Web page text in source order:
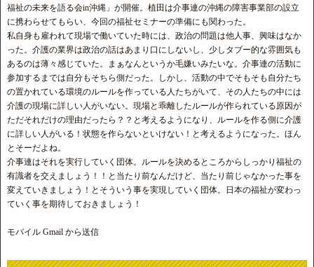
福祉の未来を語る会in沖縄」が開催。植田は介事連の沖縄の障害事業部の設立
に携わらせてもらい、今回の福祉セミナーの準備にも関わった。
私自身も雇われて現場で働いていた時には、政治の問題は他人事、興味はなか
った。介護の業界は政治の話はあまり口にしないし、少しタブー的な雰囲気も
あるのは薄々感じていた。まぁなんというか毛嫌いみたいな。介事連の活動に
参加するまでは自分もそちら側だった。しかし、活動の中でそもそも自分たち
の置かれている環境のルールを作っている人たちがいて、その人たちの中には
介護の現場に詳しい人がいない。現場と乖離したルールが作られている原因が
ただそれだけの理由だったら？？と考えるようになり、ルールを作る側に介護
に詳しい人がいる！状態を作らないといけない！と考えるようになった。ほん
とそーだよね。
介事連はそれを実行していく団体。ルールを決めるところからしっかり福祉の
有識者を交えましょう！！と当たり前なんだけど、当たり前じゃなかった事を
変えていきましょう！とそういう事を実現していく団体。日本の福祉が変わっ
ていく事を期待しておきましょう！
モバイル Gmail から送信